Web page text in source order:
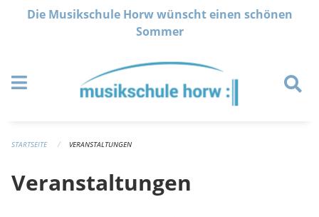
Navigation überspringen
Die Musikschule Horw wünscht einen schönen
Sommer
STARTSEITE VERANSTALTUNGEN
Veranstaltungen